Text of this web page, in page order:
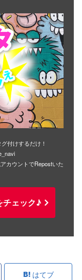
付けするだけ！
カウントでRepostいた
チェック♪
はてブ